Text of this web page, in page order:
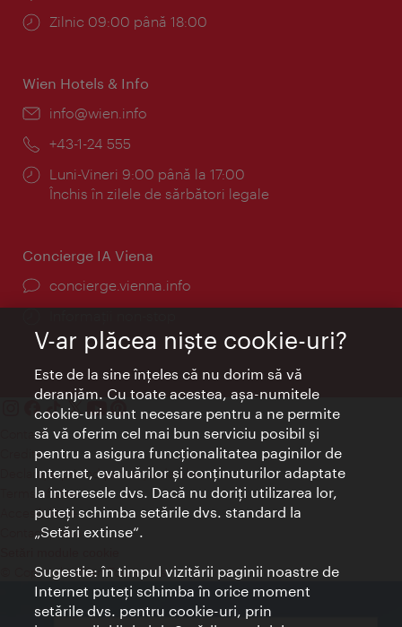
Program:
Zilnic 09:00 până 18:00
Wien Hotels & Info
E-
info@wien.info
Telefon:
+43-1-24 555
Program:
Luni-Vineri 9:00 până la 17:00
Închis în zilele de sărbători legale
Concierge IA Viena
concierge.vienna.info
Contact
Credits
Declaraţie privind protecţia datelor
Terms of Use
Accesibilitate
Contact presa
© Copyright Wien Tourismus
V-ar plăcea nişte cookie-uri?
Este de la sine înţeles că nu dorim să vă
deranjăm. Cu toate acestea, aşa-numitele
cookie-uri sunt necesare pentru a ne permite
să vă oferim cel mai bun serviciu posibil şi
pentru a asigura funcţionalitatea paginilor de
Internet, evaluărilor şi conţinuturilor adaptate
la interesele dvs. Dacă nu doriţi utilizarea lor,
puteţi schimba setările dvs. standard la
„Setări extinse“.
Sugestie: în timpul vizitării paginii noastre de
Internet puteţi schimba în orice moment
setările dvs. pentru cookie-uri, prin